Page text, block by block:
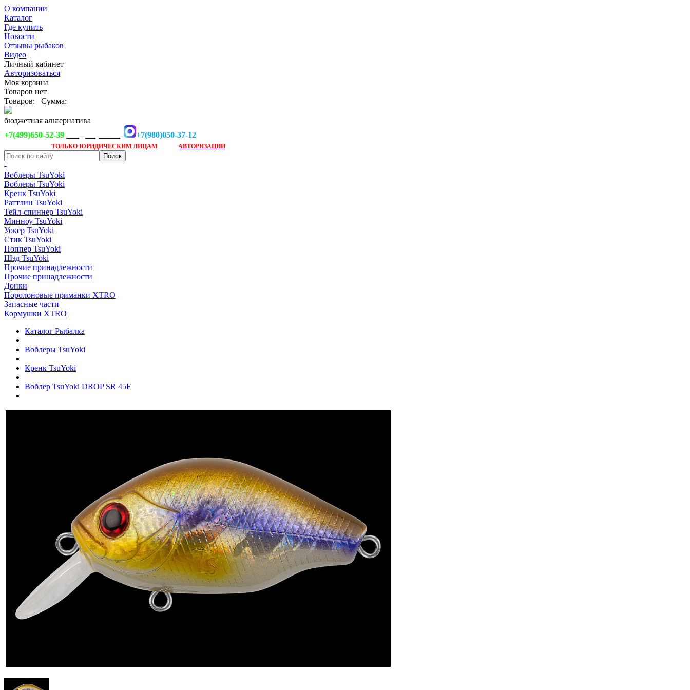
О компании
Каталог
Где купить
Новости
Отзывы рыбаков
Видео
Личный кабинет
Авторизоваться
Моя корзина
Товаров нет
Товаров:
Сумма:
бюджетная альтернатива
+7(499)650-52-39
+7(980)050-37-12
ТОЛЬКО ЮРИДИЧЕСКИМ ЛИЦАМ АВТОРИЗАЦИИ
-
Воблеры TsuYoki
Воблеры TsuYoki
Кренк TsuYoki
Раттлин TsuYoki
Тейл-спиннер TsuYoki
Минноу TsuYoki
Уокер TsuYoki
Стик TsuYoki
Поппер TsuYoki
Шэд TsuYoki
Прочие принадлежности
Прочие принадлежности
Донки
Поролоновые приманки XTRO
Запасные части
Кормушки XTRO
Каталог Рыбалка
Воблеры TsuYoki
Кренк TsuYoki
Воблер TsuYoki DROP SR 45F